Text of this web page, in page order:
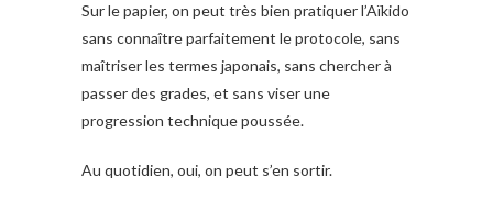
Sur le papier, on peut très bien pratiquer l’Aïkido
sans connaître parfaitement le protocole, sans
maîtriser les termes japonais, sans chercher à
passer des grades, et sans viser une
progression technique poussée.
Au quotidien, oui, on peut s’en sortir.